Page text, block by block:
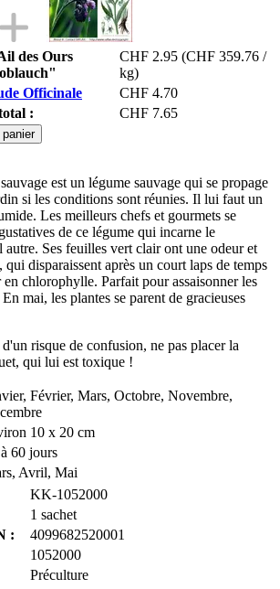
des Ours
CHF 2.95 (CHF 359.76 /
kg)
Officinale
CHF 4.70
:
CHF 7.65
est un légume sauvage qui se propage
si les conditions sont réunies. Il lui faut un
Les meilleurs chefs et gourmets se
de ce légume qui incarne le
Ses feuilles vert clair ont une odeur et
disparaissent après un court laps de temps
en chlorophylle. Parfait pour assaisonner les
mai, les plantes se parent de gracieuses
risque de confusion, ne pas placer la
qui lui est toxique !
Février, Mars, Octobre, Novembre,
10 x 20 cm
60 jours
Avril, Mai
KK-1052000
1 sachet
:
4099682520001
1052000
Préculture